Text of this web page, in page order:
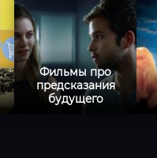
Фильмы про
предсказания
будущего